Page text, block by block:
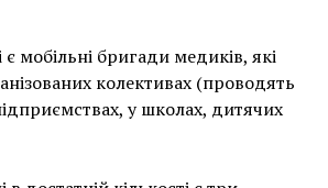
є мобільні бригади медиків, які
колективах (проводять
у школах, дитячих